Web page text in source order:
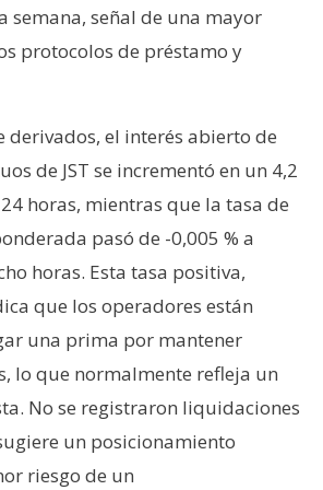
señal de una mayor
protocolos de préstamo y
derivados, el interés abierto de
de JST se incrementó en un 4,2
horas, mientras que la tasa de
pasó de -0,005 % a
horas. Esta tasa positiva,
que los operadores están
una prima por mantener
lo que normalmente refleja un
No se registraron liquidaciones
un posicionamiento
riesgo de un